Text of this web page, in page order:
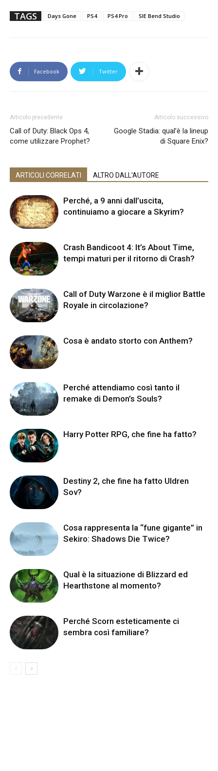
TAGS Days Gone PS4 PS4 Pro SIE Bend Studio
Facebook Twitter
Articolo precedente
Call of Duty: Black Ops 4,
come utilizzare Prophet?
Articolo successivo
Google Stadia: qual’è la lineup
di Square Enix?
ARTICOLI CORRELATI ALTRO DALL'AUTORE
Perché, a 9 anni dall’uscita,
continuiamo a giocare a Skyrim?
Crash Bandicoot 4: It’s About Time,
tempi maturi per il ritorno di Crash?
Call of Duty Warzone è il miglior Battle
Royale in circolazione?
Cosa è andato storto con Anthem?
Perché attendiamo così tanto il
remake di Demon’s Souls?
Harry Potter RPG, che fine ha fatto?
Destiny 2, che fine ha fatto Uldren
Sov?
Cosa rappresenta la “fune gigante” in
Sekiro: Shadows Die Twice?
Qual è la situazione di Blizzard ed
Hearthstone al momento?
Perché Scorn esteticamente ci
sembra così familiare?